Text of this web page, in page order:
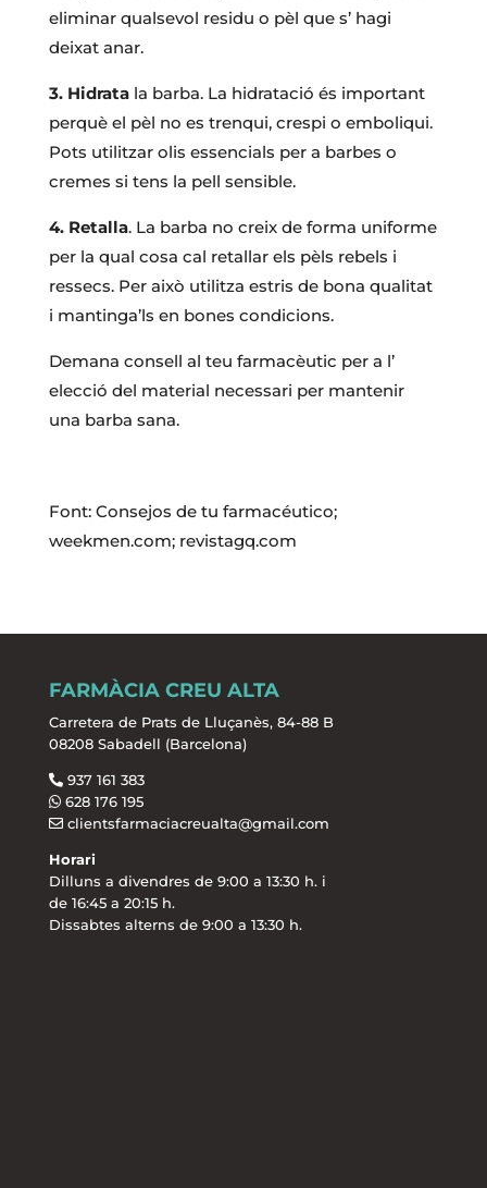
eliminar qualsevol residu o pèl que s’ hagi
deixat anar.
3. Hidratala barba. La hidratació és important
perquè el pèl no es trenqui, crespi o emboliqui.
Pots utilitzar olis essencials per a barbes o
cremes si tens la pell sensible.
4. Retalla. La barba no creix de forma uniforme
per la qual cosa cal retallar els pèls rebels i
ressecs. Per això utilitza estris de bona qualitat
i mantinga’ls en bones condicions.
Demana consell al teu farmacèutic per a l’
elecció del material necessari per mantenir
una barba sana.
Font: Consejos de tu farmacéutico;
weekmen.com; revistagq.com
FARMÀCIA CREU ALTA
Carretera de Prats de Lluçanès, 84-88 B
08208 Sabadell (Barcelona)
937 161 383
628 176 195
clientsfarmaciacreualta@gmail.com
Horari
Dilluns a divendres de 9:00 a 13:30 h. i
de 16:45 a 20:15 h.
Dissabtes alterns de 9:00 a 13:30 h.